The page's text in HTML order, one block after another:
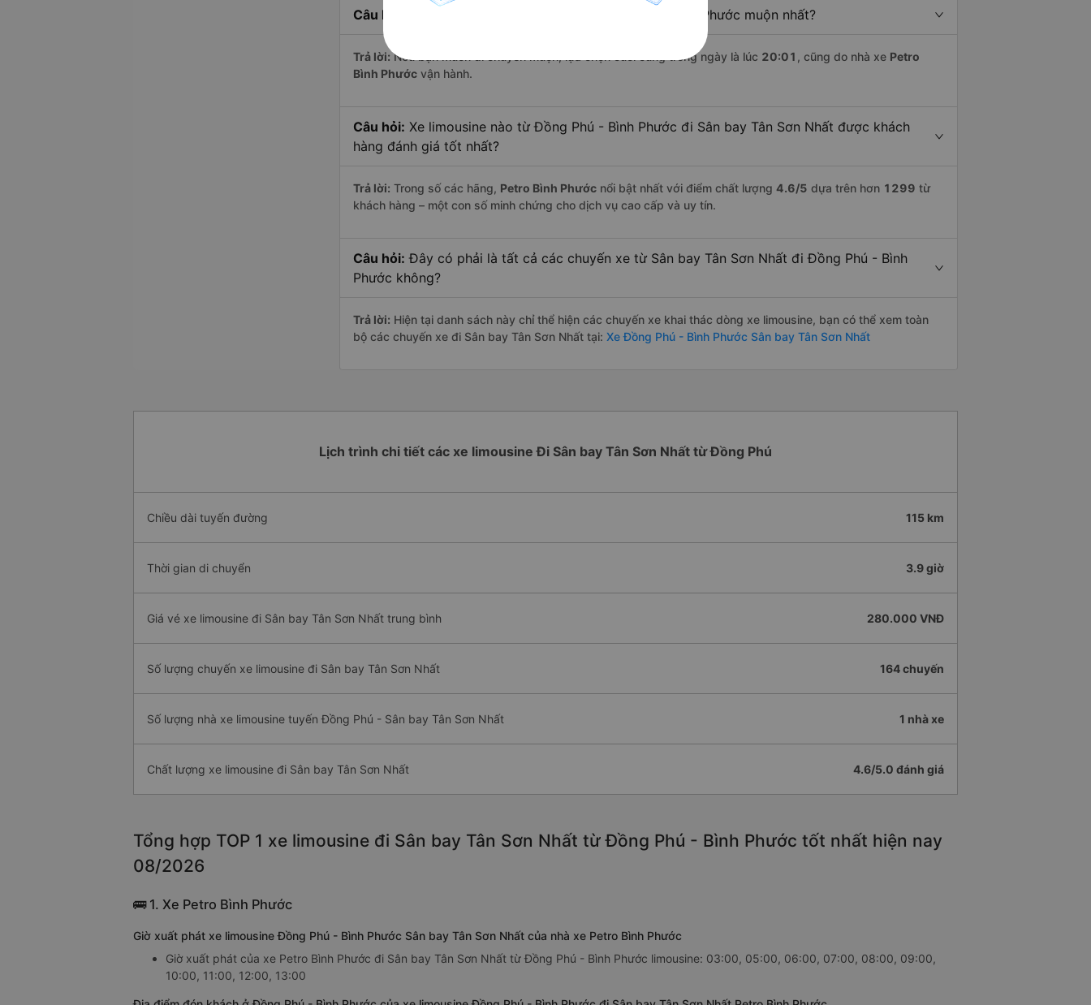
Câu hỏi: Xe limousine nào khởi hành từ Đồng Phú - Bình Phước muộn nhất?
Trả lời:Nếu bạn muốn đi chuyến muộn, lựa chọn cuối cùng trong ngày là lúc 20:01 , cũng do nhà xe Petro
Bình Phước vận hành.
Câu hỏi: Xe limousine nào từ Đồng Phú - Bình Phước đi Sân bay Tân Sơn Nhất được khách
hàng đánh giá tốt nhất?
Trả lời: Trong số các hãng, Petro Bình Phước nổi bật nhất với điểm chất lượng 4.6/5 dựa trên hơn 1299 từ
khách hàng – một con số minh chứng cho dịch vụ cao cấp và uy tín.
Câu hỏi: Đây có phải là tất cả các chuyến xe từ Sân bay Tân Sơn Nhất đi Đồng Phú - Bình
Phước không?
Trả lời: Hiện tại danh sách này chỉ thể hiện các chuyến xe khai thác dòng xe limousine, bạn có thể xem toàn
bộ các chuyến xe đi Sân bay Tân Sơn Nhất tại: Xe Đồng Phú - Bình Phước Sân bay Tân Sơn Nhất
Lịch trình chi tiết các xe limousine Đi Sân bay Tân Sơn Nhất từ Đồng Phú
Chiều dài tuyến đường 115 km
Thời gian di chuyển 3.9 giờ
Giá vé xe limousine đi Sân bay Tân Sơn Nhất trung bình 280.000 VNĐ
Số lượng chuyến xe limousine đi Sân bay Tân Sơn Nhất 164 chuyến
Số lượng nhà xe limousine tuyến Đồng Phú - Sân bay Tân Sơn Nhất 1 nhà xe
Chất lượng xe limousine đi Sân bay Tân Sơn Nhất 4.6/5.0 đánh giá
Tổng hợp TOP 1 xe limousine đi Sân bay Tân Sơn Nhất từ Đồng Phú - Bình Phước tốt nhất hiện nay
08/2026
🚌 1. Xe Petro Bình Phước
Giờ xuất phát xe limousine Đồng Phú - Bình Phước Sân bay Tân Sơn Nhất của nhà xe Petro Bình Phước
Giờ xuất phát của xe Petro Bình Phước đi Sân bay Tân Sơn Nhất từ Đồng Phú - Bình Phước limousine: 03:00, 05:00, 06:00, 07:00, 08:00, 09:00,
10:00, 11:00, 12:00, 13:00